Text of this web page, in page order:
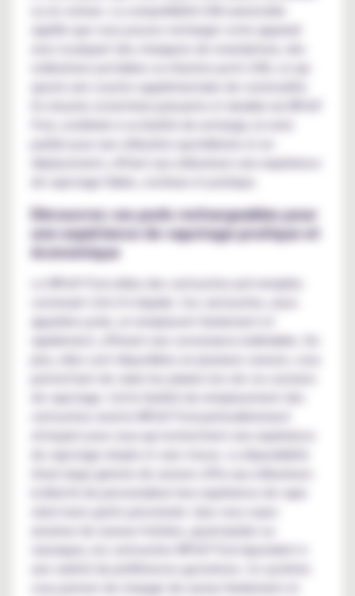
signifie que vous pouvez recharger votre appareil
avec la plupart des chargeurs de smartphone, des
ajoute une couche supplémentaire de commodité.
Pod, combinée à sa facilité de recharge, le rend
déplacement, offrant aux utilisateurs une expérience
de vapotage fiable, continue et pratique.
Découvrez ces pods rechargeables pour
une expérience de vapotage pratique et
économique
Le WPuff Pod utilise des cartouches pré-remplies
contenant 2ml d’e-liquide. Ces cartouches, aussi
appelées pods, se remplacent facilement et
rapidement, offerant une convenance indéniable. De
de vapotage. Cette facilité de remplacement des
attrayant pour ceux qui recherchent une expérience
de vapotage simple et sans tracas. La disponibilité
d'une large gamme de saveurs offre aux utilisateurs
la liberté de personnaliser leur expérience de vape
classiques, les cartouches WPuff Pod répondent à
une variété de préférences gustatives. Ce système
vous permet de changer de saveur facilement et